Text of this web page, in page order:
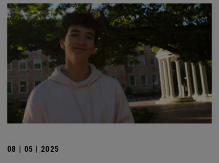
08 | 05 | 2025